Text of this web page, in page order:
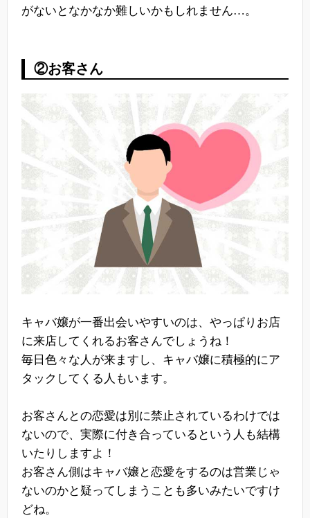
がないとなかなか難しいかもしれません…。
②お客さん
キャバ嬢が一番出会いやすいのは、やっぱりお店
に来店してくれるお客さんでしょうね！
毎日色々な人が来ますし、キャバ嬢に積極的にア
タックしてくる人もいます。
お客さんとの恋愛は別に禁止されているわけでは
ないので、実際に付き合っているという人も結構
いたりしますよ！
お客さん側はキャバ嬢と恋愛をするのは営業じゃ
ないのかと疑ってしまうことも多いみたいですけ
どね。